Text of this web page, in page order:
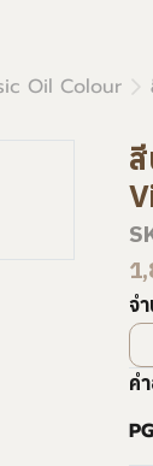
Oil Colour
จ
ค